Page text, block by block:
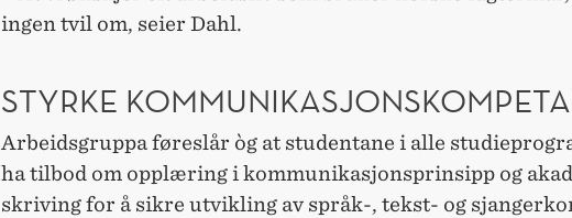
ingen tvil om, seier Dahl.
STYRKE
Arbeidsgruppa føreslår òg at studentane i alle
ha tilbod om opplæring i kommunikasjonsprinsipp og
skriving for å sikre utvikling av språk-, tekst- og